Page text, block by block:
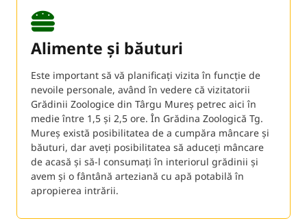
Alimente și băuturi
Este important să vă planificați vizita în funcție de
nevoile personale, având în vedere că vizitatorii
Grădinii Zoologice din Târgu Mureș petrec aici în
medie între 1,5 și 2,5 ore. În Grădina Zoologică Tg.
Mureș există posibilitatea de a cumpăra mâncare și
băuturi, dar aveți posibilitatea să aduceți mâncare
de acasă și să-l consumați în interiorul grădinii și
avem și o fântână arteziană cu apă potabilă în
apropierea intrării.